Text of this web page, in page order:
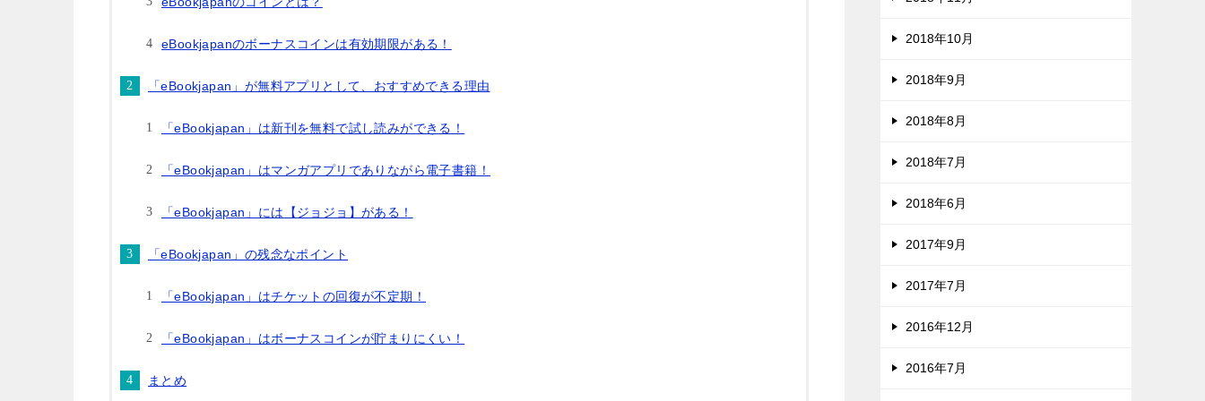
eBookjapanのボーナスコインは有効期限がある！
「eBookjapan」が無料アプリとして、おすすめできる理由
「eBookjapan」は新刊を無料で試し読みができる！
「eBookjapan」はマンガアプリでありながら電子書籍！
「eBookjapan」には【ジョジョ】がある！
「eBookjapan」の残念なポイント
「eBookjapan」はチケットの回復が不定期！
「eBookjapan」はボーナスコインが貯まりにくい！
まとめ
2018年10月
2018年9月
2018年8月
2018年7月
2018年6月
2017年9月
2017年7月
2016年12月
2016年7月